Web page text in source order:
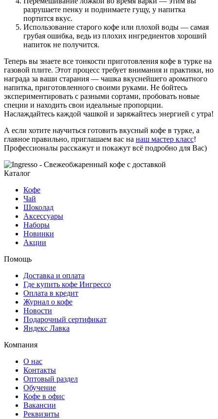
разрушаете пенку и поднимаете гущу, у напитка
портится вкус.
Использование старого кофе или плохой воды — самая
грубая ошибка, ведь из плохих ингредиентов хороший
напиток не получится.
Теперь вы знаете все тонкости приготовления кофе в турке на
газовой плите. Этот процесс требует внимания и практики, но
награда за ваши старания — чашка вкуснейшего ароматного
напитка, приготовленного своими руками. Не бойтесь
экспериментировать с разными сортами, пробовать новые
специи и находить свои идеальные пропорции.
Наслаждайтесь каждой чашкой и заряжайтесь энергией с утра!
А если хотите научиться готовить вкусный кофе в турке, а
главное правильно, приглашаем вас на наш мастер класс!
Профессионалы расскажут и покажут всё подробно для Вас)
Каталог
Кофе
Чай
Шоколад
Аксессуары
Наборы
Новинки
Акции
Помощь
Доставка и оплата
Где купить кофе Ингрессо
Оплата в кредит
Журнал о кофе
Новости
Подарочный сертификат
Яндекс Лавка
Компания
О нас
Контакты
Оптовый раздел
Обучение
Кофе в офис
Вакансии
Реквизиты